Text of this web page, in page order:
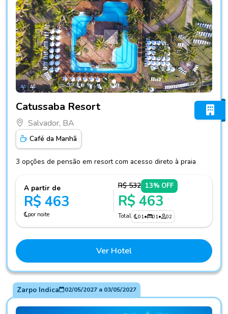
Catussaba Resort
Salvador, BA
Café da Manhã
3 opções de pensão em resort com acesso direto à praia
A partir de
R$ 463
por noite
R$ 532 13% OFF
R$ 463
Total 01• 01• 02
Ver Hotel
Zarpo Indica 02/05/2027a 03/05/2027